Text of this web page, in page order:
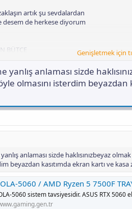
artık şu sevdalardan
desem de herkese diyorum
BÜTÇE
ücret maaşı ve ülke ekonomik
nesil bir sistem için giriş seviye bir sistem
para ile güçlü güzel bir sistem
anlayıp ters yapacaksanız da yapın hiç
3 lira fazla girmeyecek
5 lira fazla çıkmayacak
Genişletmek için
yanlış anlaması sizde
olmasını isterdim beyazdan
anlaması sizde haklısınızbeyaz
beyazdan kasıtımda ekran kartı ve kasa
5060 / AMD Ryzen 5 7500F TRAY / ASUS DUAL GeForce
5060 sistem tavsiyesidir. ASUS RTX 5060